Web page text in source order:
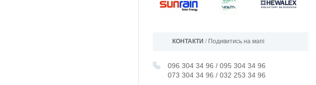
КОНТАКТИ / Подивитись на мапі
096 304 34 96 / 095 304 34 96
073 304 34 96 / 032 253 34 96